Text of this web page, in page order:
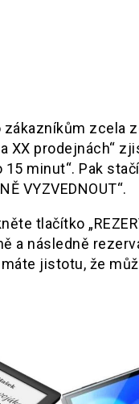
zcela
XX prodejnách“
minut“. Pak
VYZVEDNOUT“.
tlačítko
a následně
jistotu, že